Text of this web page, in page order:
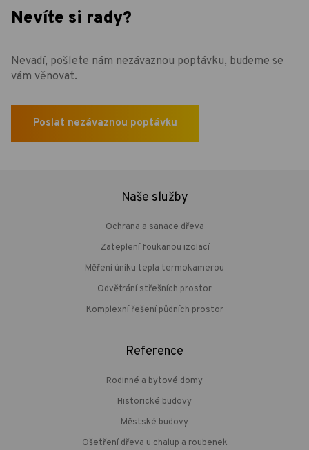
Nevíte si rady?
Nevadí, pošlete nám nezávaznou poptávku, budeme se
vám věnovat.
Poslat nezávaznou poptávku
Naše služby
Ochrana a sanace dřeva
Zateplení foukanou izolací
Měření úniku tepla termokamerou
Odvětrání střešních prostor
Komplexní řešení půdních prostor
Reference
Rodinné a bytové domy
Historické budovy
Městské budovy
Ošetření dřeva u chalup a roubenek